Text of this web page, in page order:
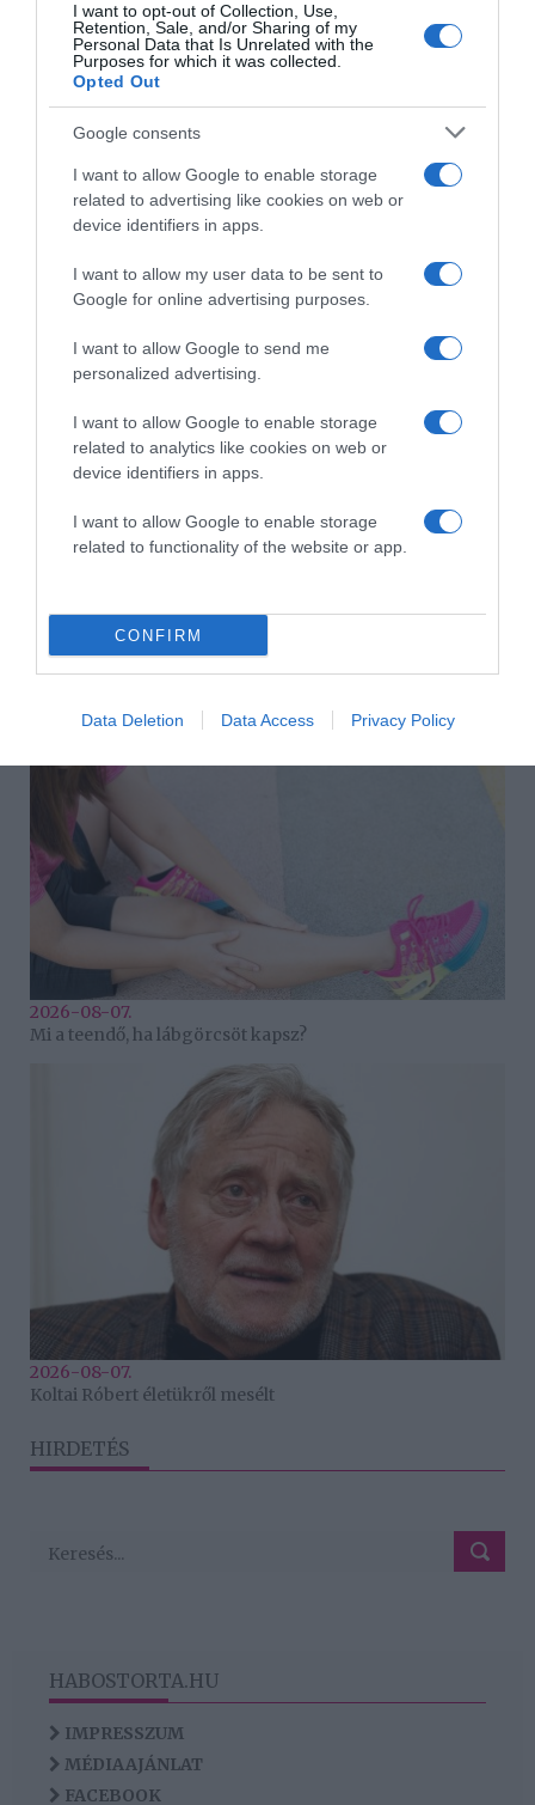
I want to opt-out of Collection, Use,
Retention, Sale, and/or Sharing of my
Personal Data that Is Unrelated with the
Purposes for which it was collected.
Opted Out
Google consents
I want to allow Google to enable storage
related to advertising like cookies on web or
device identifiers in apps.
I want to allow my user data to be sent to
Google for online advertising purposes.
I want to allow Google to send me
personalized advertising.
I want to allow Google to enable storage
related to analytics like cookies on web or
device identifiers in apps.
I want to allow Google to enable storage
related to functionality of the website or app.
CONFIRM
Data Deletion Data Access Privacy Policy
2026-08-07.
Túlzott félelem a közös jövőtől – hogyan kerüld el egy új
párkapcsolatban?
2026-08-07.
Grillezett halloumis cukkinis tésztasaláta
2026-08-07.
Mi a teendő, ha lábgörcsöt kapsz?
2026-08-07.
Koltai Róbert életükről mesélt
HIRDETÉS
HABOSTORTA.HU
IMPRESSZUM
MÉDIAAJÁNLAT
FACEBOOK